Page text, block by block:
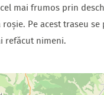
mai frumos prin
roșie. Pe acest traseu
refăcut nimeni.